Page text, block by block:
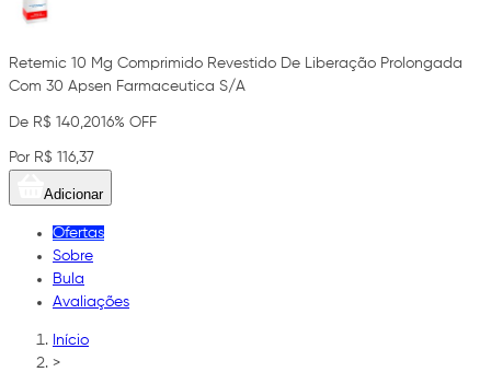
Retemic 10 Mg Comprimido Revestido De Liberação Prolongada
Com 30 Apsen Farmaceutica S/A
De R$ 140,2016% OFF
Por R$ 116,37
Adicionar
Ofertas
Sobre
Bula
Avaliações
Início
>